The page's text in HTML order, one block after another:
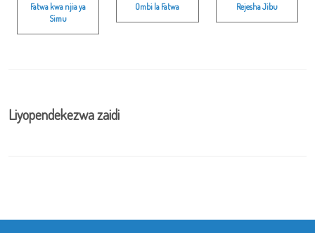
Fatwa kwa njia ya
Simu
Ombi la Fatwa Rejesha Jibu
Liyopendekezwa zaidi